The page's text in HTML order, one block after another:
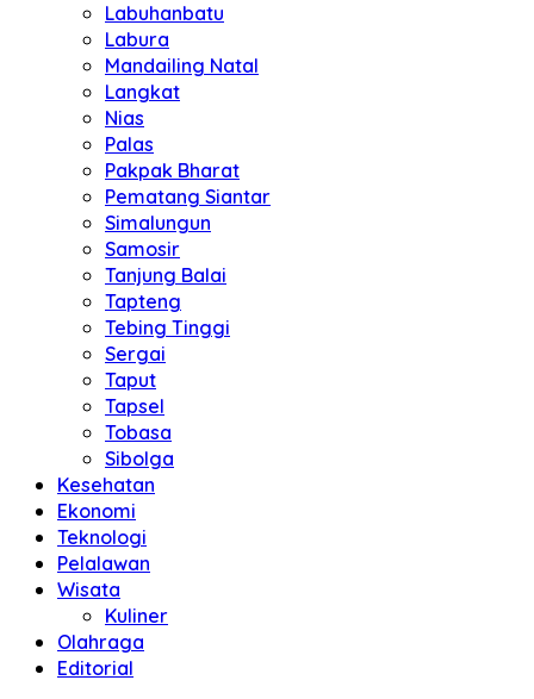
Labuhanbatu
Labura
Mandailing Natal
Langkat
Nias
Palas
Pakpak Bharat
Pematang Siantar
Simalungun
Samosir
Tanjung Balai
Tapteng
Tebing Tinggi
Sergai
Taput
Tapsel
Tobasa
Sibolga
Kesehatan
Ekonomi
Teknologi
Pelalawan
Wisata
Kuliner
Olahraga
Editorial